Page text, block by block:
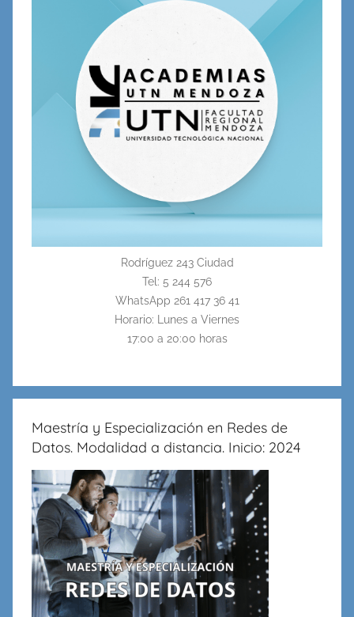
Rodríguez 243 Ciudad
Tel: 5 244 576
WhatsApp 261 417 36 41
Horario: Lunes a Viernes
17:00 a 20:00 horas
Maestría y Especialización en Redes de
Datos. Modalidad a distancia. Inicio: 2024